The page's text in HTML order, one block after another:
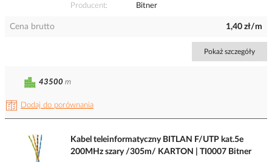
Producent
Bitner
Cena brutto 1,40 zł/m
Pokaż szczegóły
Dodaj do porównania
43500 m
Kabel teleinformatyczny BITLAN F/UTP kat.5e
200MHz szary /305m/ KARTON | TI0007 Bitner